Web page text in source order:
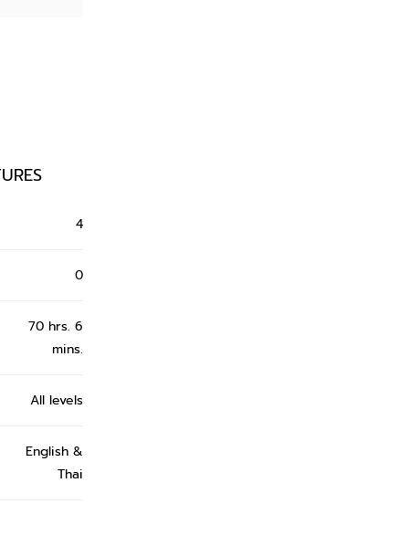
4
0
70 hrs. 6
mins.
All levels
English &
Thai